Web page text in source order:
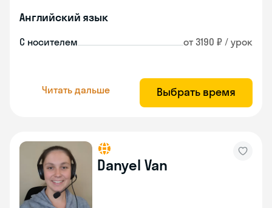
Английский язык
С носителем от 3190 ₽ / урок
Читать дальше Выбрать время
Danyel Van